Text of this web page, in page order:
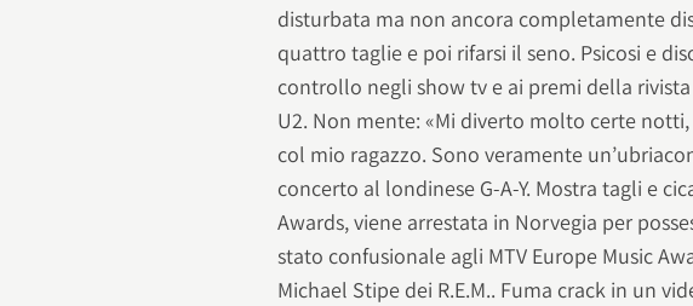
disturbata ma non ancora completamente
quattro taglie e poi rifarsi il seno. Psicosi e
controllo negli show tv e ai premi della
U2. Non mente: «Mi diverto molto certe
col mio ragazzo. Sono veramente
concerto al londinese G-A-Y. Mostra tagli e
Awards, viene arrestata in Norvegia per
stato confusionale agli MTV Europe Music
Michael Stipe dei R.E.M.. Fuma crack in un